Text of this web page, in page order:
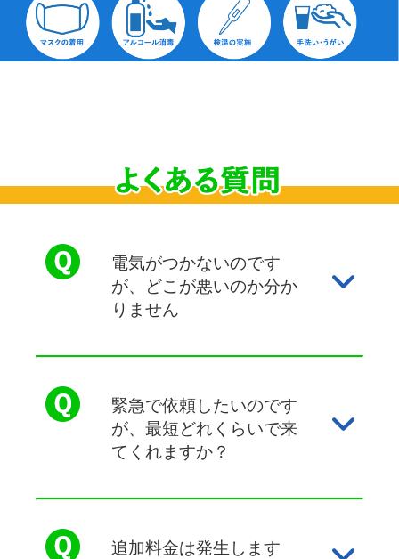
電気がつかないのです
が、どこが悪いのか分か
りません
緊急で依頼したいのです
が、最短どれくらいで来
てくれますか？
追加料金は発生します